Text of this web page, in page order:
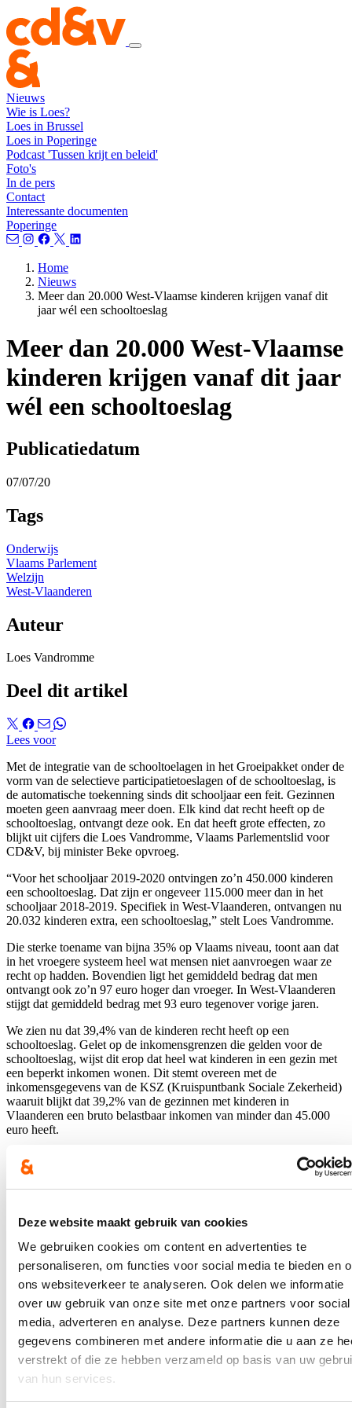
Deze website maakt gebruik van cookies
We gebruiken cookies om content en advertenties te
personaliseren, om functies voor social media te bieden en
ons websiteverkeer te analyseren. Ook delen we informatie
over uw gebruik van onze site met onze partners voor social
media, adverteren en analyse. Deze partners kunnen deze
gegevens combineren met andere informatie die u aan ze
verstrekt of die ze hebben verzameld op basis van uw
van hun services.
Nieuws
Wie is Loes?
Loes in Brussel
Loes in Poperinge
Podcast 'Tussen krijt en beleid'
Foto's
In de pers
Contact
Interessante documenten
Poperinge
Home
Nieuws
Meer dan 20.000 West-Vlaamse kinderen krijgen vanaf dit
jaar wél een schooltoeslag
Meer dan 20.000 West-Vlaamse
kinderen krijgen vanaf dit jaar
wél een schooltoeslag
Publicatiedatum
07/07/20
Tags
Onderwijs
Vlaams Parlement
Welzijn
West-Vlaanderen
Auteur
Loes Vandromme
Deel dit artikel
Lees voor
Met de integratie van de schooltoelagen in het Groeipakket onder de
vorm van de selectieve participatietoeslagen of de schooltoeslag, is
de automatische toekenning sinds dit schooljaar een feit. Gezinnen
moeten geen aanvraag meer doen. Elk kind dat recht heeft op de
schooltoeslag, ontvangt deze ook. En dat heeft grote effecten, zo
blijkt uit cijfers die Loes Vandromme, Vlaams Parlementslid voor
CD&V, bij minister Beke opvroeg.
“Voor het schooljaar 2019-2020 ontvingen zo’n 450.000 kinderen
een schooltoeslag. Dat zijn er ongeveer 115.000 meer dan in het
schooljaar 2018-2019. Specifiek in West-Vlaanderen, ontvangen nu
20.032 kinderen extra, een schooltoeslag,” stelt Loes Vandromme.
Die sterke toename van bijna 35% op Vlaams niveau, toont aan dat
in het vroegere systeem heel wat mensen niet aanvroegen waar ze
recht op hadden. Bovendien ligt het gemiddeld bedrag dat men
ontvangt ook zo’n 97 euro hoger dan vroeger. In West-Vlaanderen
stijgt dat gemiddeld bedrag met 93 euro tegenover vorige jaren.
We zien nu dat 39,4% van de kinderen recht heeft op een
schooltoeslag. Gelet op de inkomensgrenzen die gelden voor de
schooltoeslag, wijst dit erop dat heel wat kinderen in een gezin met
een beperkt inkomen wonen. Dit stemt overeen met de
inkomensgegevens van de KSZ (Kruispuntbank Sociale Zekerheid)
waaruit blijkt dat 39,2% van de gezinnen met kinderen in
Vlaanderen een bruto belastbaar inkomen van minder dan 45.000
euro heeft.
“Een grondige evaluatie van het groeipakket, staat later dit jaar nog
gepland, maar de eerste opgevraagde cijfers met betrekking tot de
Blijf je graag op de hoogte?
Ontvang mijn nieuwsbrief.
E-mailadres
Postcode
Ja, ik wens de nieuwsbrief van Loes Vandromme te ontvangen op
bovenstaand e-mailadres.
Klikhierom de privacyvoorwaarden te raadplegen